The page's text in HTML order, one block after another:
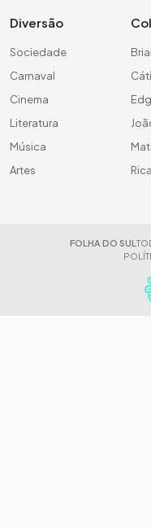
Diversão
Sociedade
Carnaval
Cinema
Literatura
Música
Artes
FOLHA DO SUL